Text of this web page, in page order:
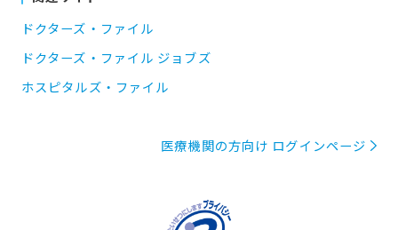
ドクターズ・ファイル
ドクターズ・ファイル ジョブズ
ホスピタルズ・ファイル
医療機関の方向け ログインページ